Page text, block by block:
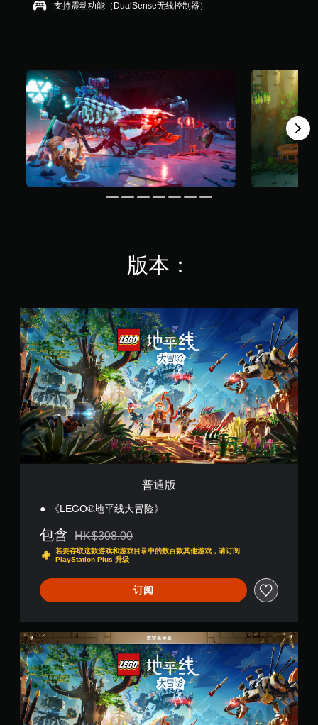
支持震动功能（DualSense无线控制器）
版本：
普
通
版
普通版
《LEGO®地平线大冒险》
包含 从原价HK$308.00折扣优惠
HK$308.00
若要存取这款游戏和游戏目录中的数百款其他游戏，请订阅
PlayStation Plus 升级
订阅
数
字
豪
华
版